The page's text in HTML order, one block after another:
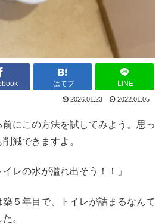
はてブ LINE
2026.01.23 2022.01.05
にこの方法を試してみよう。思っ
減できますよ。
レの水が溢れ出そう！！」
５年目で、トイレが詰まるなんて
。